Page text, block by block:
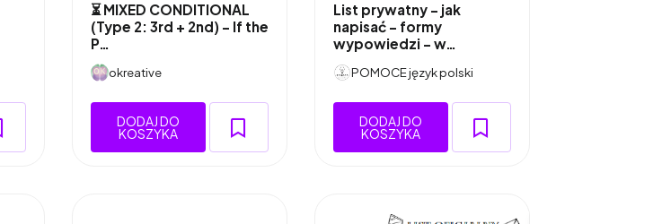
⏳ MIXED CONDITIONAL
(Type 2: 3rd + 2nd) – If the
P…
okreative
DODAJ DO
KOSZYKA
List prywatny - jak
napisać - formy
wypowiedzi - w…
POMOCE język polski
DODAJ DO
KOSZYKA